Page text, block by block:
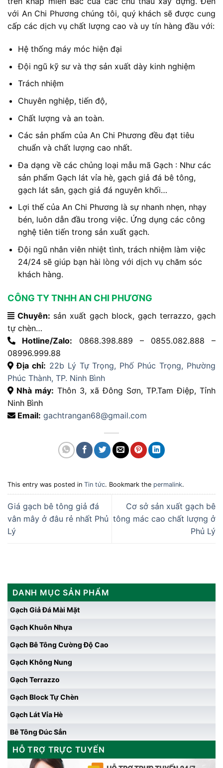
với An Chi Phương chúng tôi, quý khách sẽ được cung
cấp các dịch vụ chất lượng cao và uy tín hàng đầu với:
Hệ thống máy móc hiện đại
Đội ngũ kỹ sư và thợ sản xuất dày kinh nghiệm
Trách nhiệm
Chuyên nghiệp, tiến độ,
Chất lượng và an toàn.
Các sản phẩm của An Chi Phương đều đạt tiêu
chuẩn và chất lượng cao nhất.
Đa dạng về các chủng loại mẫu mã Gạch : Như các
sản phẩm Gạch lát vỉa hè, gạch giả đá bê tông,
gạch lát sân, gạch giả đá nguyên khối…
Lợi thế của An Chi Phương là sự nhanh nhẹn, nhạy
bén, luôn dẫn đầu trong việc. Ứng dụng các công
nghệ tiên tiến trong sản xuất gạch.
Đội ngũ nhân viên nhiệt tình, trách nhiệm làm việc
24/24 sẽ giúp bạn hài lòng với dịch vụ chăm sóc
khách hàng.
CÔNG TY TNHH AN CHI PHƯƠNG
Chuyên: sản xuất gạch block, gạch terrazzo, gạch
tự chèn…
Hotline/Zalo: 0868.398.889 – 0855.082.888 –
08996.999.88
Địa chỉ: 22b Lý Tự Trọng, Phố Phúc Trọng, Phường
Phúc Thành, TP. Ninh Bình
Nhà máy: Thôn 3, xã Đông Sơn, TP.Tam Điệp, Tỉnh
Ninh Bình
Email: gachtrangan68@gmail.com
This entry was posted in Tin tức. Bookmark the permalink.
Giá gạch bê tông giả đá
vân mây ở đâu rẻ nhất Phủ
Lý
Cơ sở sản xuất gạch bê
tông mác cao chất lượng ở
Phủ Lý
DANH MỤC SẢN PHẨM
Gạch Giả Đá Mài Mặt
Gạch Khuôn Nhựa
Gạch Bê Tông Cường Độ Cao
Gạch Không Nung
Gạch Terrazzo
Gạch Block Tự Chèn
Gạch Lát Vỉa Hè
Bê Tông Đúc Sẳn
HỖ TRỢ TRỰC TUYẾN